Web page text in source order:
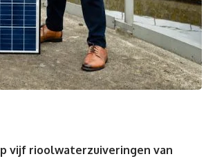
vijf rioolwaterzuiveringen van